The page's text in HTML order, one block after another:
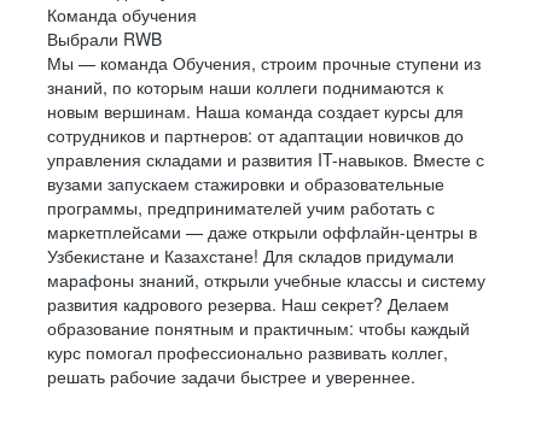
Команда обучения
Выбрали RWB
Мы — команда Обучения, строим прочные ступени из
знаний, по которым наши коллеги поднимаются к
новым вершинам. Наша команда создает курсы для
сотрудников и партнеров: от адаптации новичков до
управления складами и развития IT-навыков. Вместе с
вузами запускаем стажировки и образовательные
программы, предпринимателей учим работать с
маркетплейсами — даже открыли оффлайн-центры в
Узбекистане и Казахстане! Для складов придумали
марафоны знаний, открыли учебные классы и систему
развития кадрового резерва. Наш секрет? Делаем
образование понятным и практичным: чтобы каждый
курс помогал профессионально развивать коллег,
решать рабочие задачи быстрее и увереннее.